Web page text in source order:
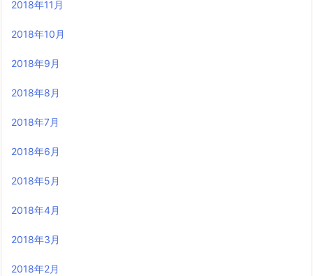
2018年11月
2018年10月
2018年9月
2018年8月
2018年7月
2018年6月
2018年5月
2018年4月
2018年3月
2018年2月